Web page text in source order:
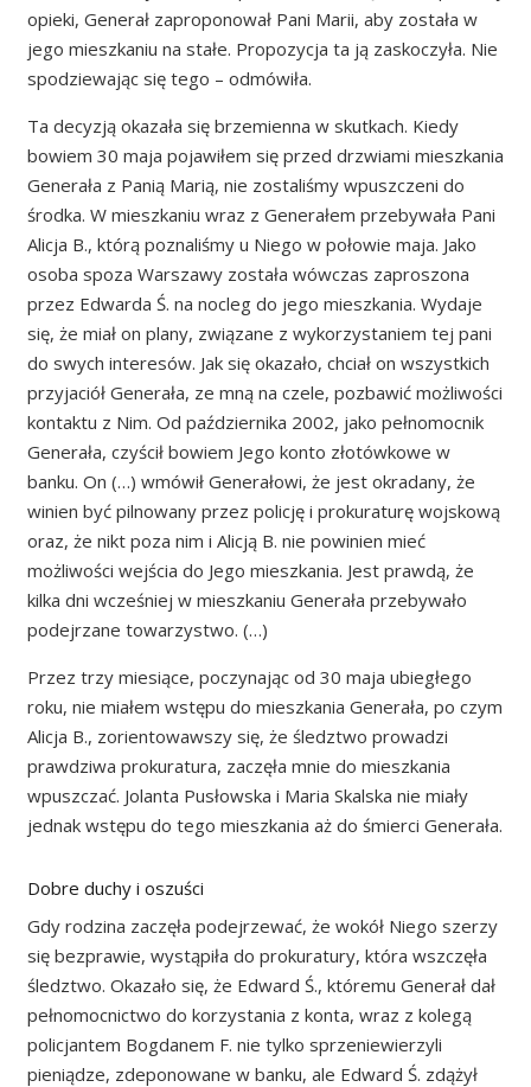
opieki, Generał zaproponował Pani Marii, aby została w
jego mieszkaniu na stałe. Propozycja ta ją zaskoczyła. Nie
spodziewając się tego – odmówiła.
Ta decyzją okazała się brzemienna w skutkach. Kiedy
bowiem 30 maja pojawiłem się przed drzwiami mieszkania
Generała z Panią Marią, nie zostaliśmy wpuszczeni do
środka. W mieszkaniu wraz z Generałem przebywała Pani
Alicja B., którą poznaliśmy u Niego w połowie maja. Jako
osoba spoza Warszawy została wówczas zaproszona
przez Edwarda Ś. na nocleg do jego mieszkania. Wydaje
się, że miał on plany, związane z wykorzystaniem tej pani
do swych interesów. Jak się okazało, chciał on wszystkich
przyjaciół Generała, ze mną na czele, pozbawić możliwości
kontaktu z Nim. Od października 2002, jako pełnomocnik
Generała, czyścił bowiem Jego konto złotówkowe w
banku. On (…) wmówił Generałowi, że jest okradany, że
winien być pilnowany przez policję i prokuraturę wojskową
oraz, że nikt poza nim i Alicją B. nie powinien mieć
możliwości wejścia do Jego mieszkania. Jest prawdą, że
kilka dni wcześniej w mieszkaniu Generała przebywało
podejrzane towarzystwo. (…)
Przez trzy miesiące, poczynając od 30 maja ubiegłego
roku, nie miałem wstępu do mieszkania Generała, po czym
Alicja B., zorientowawszy się, że śledztwo prowadzi
prawdziwa prokuratura, zaczęła mnie do mieszkania
wpuszczać. Jolanta Pusłowska i Maria Skalska nie miały
jednak wstępu do tego mieszkania aż do śmierci Generała.
Dobre duchy i oszuści
Gdy rodzina zaczęła podejrzewać, że wokół Niego szerzy
się bezprawie, wystąpiła do prokuratury, która wszczęła
śledztwo. Okazało się, że Edward Ś., któremu Generał dał
pełnomocnictwo do korzystania z konta, wraz z kolegą
policjantem Bogdanem F. nie tylko sprzeniewierzyli
pieniądze, zdeponowane w banku, ale Edward Ś. zdążył